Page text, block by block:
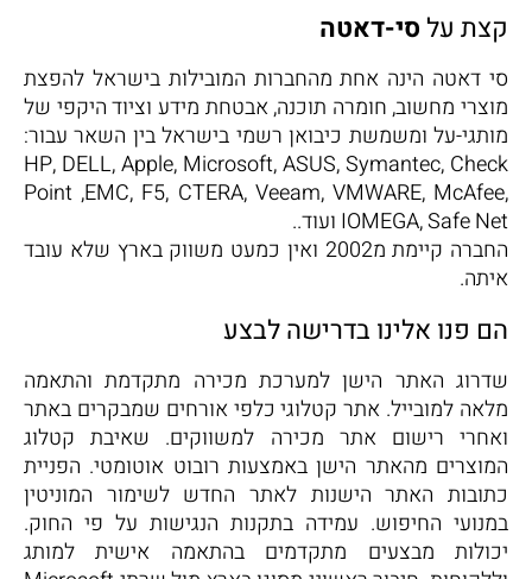
קצת עלסי-דאטה
סי דאטה הינה אחת מהחברות המובילות בישראל להפצת
מוצרי מחשוב, חומרה תוכנה, אבטחת מידע וציוד היקפי של
מותגי-על ומשמשת כיבואן רשמי בישראל בין השאר עבור:
HP, DELL, Apple, Microsoft, ASUS, Symantec, Check
‎Point ,EMC, F5, CTERA, Veeam, VMWARE, McAfee,
IOMEGA, Safe Net ועוד..
החברה קיימת מ2002 ואין כמעט משווק בארץ שלא עובד
איתה.
הם פנו אלינו בדרישה לבצע
שדרוג האתר הישן למערכת מכירה מתקדמת והתאמה
מלאה למובייל. אתר קטלוגי כלפי אורחים שמבקרים באתר
ואחרי רישום אתר מכירה למשווקים. שאיבת קטלוג
המוצרים מהאתר הישן באמצעות רובוט אוטומטי. הפניית
כתובות האתר הישנות לאתר החדש לשימור המוניטין
במנועי החיפוש. עמידה בתקנות הנגישות על פי החוק.
יכולות מבצעים מתקדמים בהתאמה אישית למותג